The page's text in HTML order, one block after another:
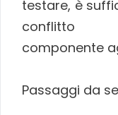
testare, è
conflitto
componente
Passaggi da